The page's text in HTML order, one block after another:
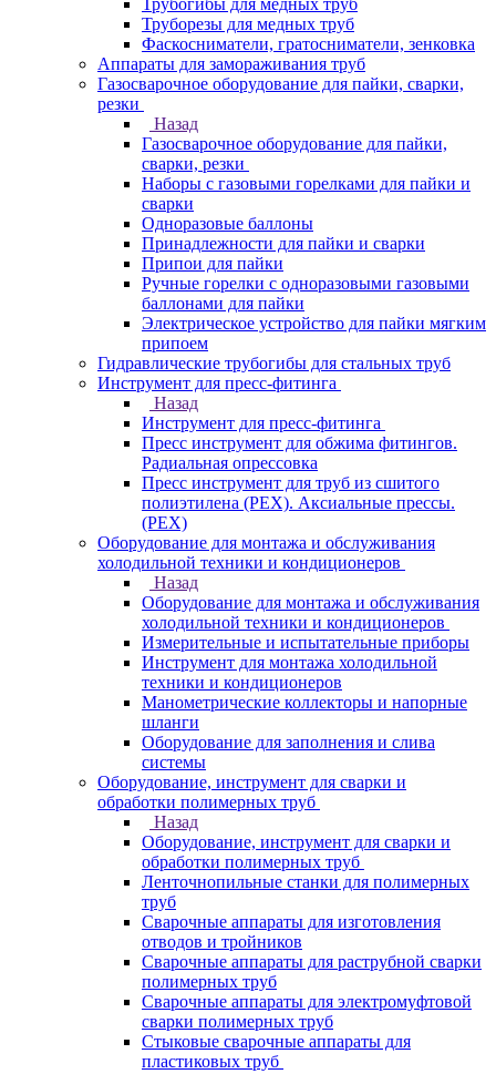
Трубогибы для медных труб
Труборезы для медных труб
Фаскосниматели, гратосниматели, зенковка
Аппараты для замораживания труб
Газосварочное оборудование для пайки, сварки,
резки
Назад
Газосварочное оборудование для пайки,
сварки, резки
Наборы с газовыми горелками для пайки и
сварки
Одноразовые баллоны
Принадлежности для пайки и сварки
Припои для пайки
Ручные горелки с одноразовыми газовыми
баллонами для пайки
Электрическое устройство для пайки мягким
припоем
Гидравлические трубогибы для стальных труб
Инструмент для пресс-фитинга
Назад
Инструмент для пресс-фитинга
Пресс инструмент для обжима фитингов.
Радиальная опрессовка
Пресс инструмент для труб из сшитого
полиэтилена (PEX). Аксиальные прессы.
(PEX)
Оборудование для монтажа и обслуживания
холодильной техники и кондиционеров
Назад
Оборудование для монтажа и обслуживания
холодильной техники и кондиционеров
Измерительные и испытательные приборы
Инструмент для монтажа холодильной
техники и кондиционеров
Манометрические коллекторы и напорные
шланги
Оборудование для заполнения и слива
системы
Оборудование, инструмент для сварки и
обработки полимерных труб
Назад
Оборудование, инструмент для сварки и
обработки полимерных труб
Ленточнопильные станки для полимерных
труб
Сварочные аппараты для изготовления
отводов и тройников
Сварочные аппараты для раструбной сварки
полимерных труб
Сварочные аппараты для электромуфтовой
сварки полимерных труб
Стыковые сварочные аппараты для
пластиковых труб